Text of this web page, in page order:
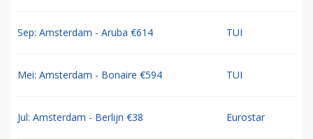
Sep: Amsterdam - Aruba €614 TUI
Mei: Amsterdam - Bonaire €594 TUI
Jul: Amsterdam - Berlijn €38 Eurostar